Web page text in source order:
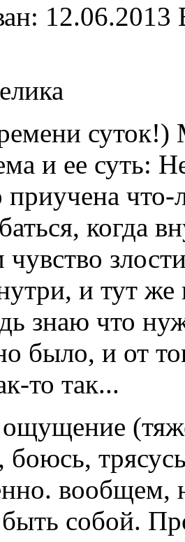
и ее суть:
приучена что-
когда
чувство
и тут
знаю что
было, и от
то так...
боюсь,
вообщем,
собой.